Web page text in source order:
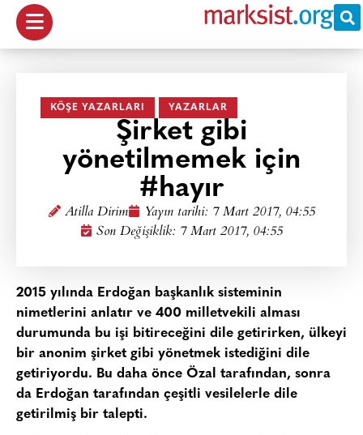
KÖŞE YAZARLARI YAZARLAR
Şirket gibi
yönetilmemek için
#hayır
Atilla Dirim Yayın tarihi: 7 Mart 2017, 04:55
Son Değişiklik: 7 Mart 2017, 04:55
2015 yılında Erdoğan başkanlık sisteminin
nimetlerini anlatır ve 400 milletvekili alması
durumunda bu işi bitireceğini dile getirirken, ülkeyi
bir anonim şirket gibi yönetmek istediğini dile
getiriyordu. Bu daha önce Özal tarafından, sonra
da Erdoğan tarafından çeşitli vesilelerle dile
getirilmiş bir talepti.